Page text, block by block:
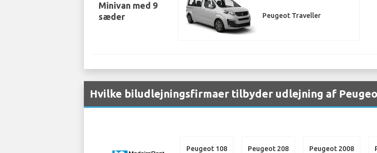
Minivan med 9
sæder
Peugeot Traveller
Hvilke biludlejningsfirmaer tilbyder udlejning af
Peugeot 108 Peugeot 208 Peugeot 2008